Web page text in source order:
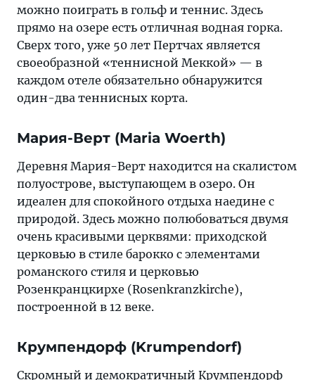
можно поиграть в гольф и теннис. Здесь
прямо на озере есть отличная водная горка.
Сверх того, уже 50 лет Пертчах является
своеобразной «теннисной Меккой» — в
каждом отеле обязательно обнаружится
один-два теннисных корта.
Мария-Верт (Maria Woerth)
Деревня Мария-Верт находится на скалистом
полуострове, выступающем в озеро. Он
идеален для спокойного отдыха наедине с
природой. Здесь можно полюбоваться двумя
очень красивыми церквями: приходской
церковью в стиле барокко с элементами
романского стиля и церковью
Розенкранцкирхе (Rosenkranzkirche),
построенной в 12 веке.
Крумпендорф (Krumpendorf)
Скромный и демократичный Крумпендорф